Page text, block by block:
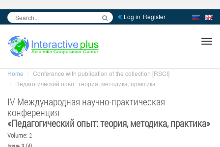
Log in Register
Home
Conference with publication of the collection [RSCI]
Педагогический опыт: теория, методика, практика
IV Международная научно-практическая
конференция
«Педагогический опыт: теория, методика, практика»
Volume:2